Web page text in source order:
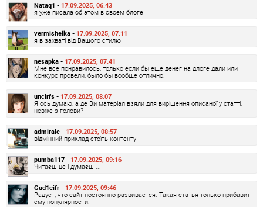
Nataq1 - 17.09.2025, 06:43
я уже писала об этом в своем блоге
vermishelka - 17.09.2025, 07:11
я в захваті від Вашого стилю
nesapka - 17.09.2025, 07:41
Мне все понравилось, только если бы еще денег на длоге дали или
конкурс провели, было бы вообще отлично.
unclrfs - 17.09.2025, 08:07
Я ось думаю, а де Ви матеріал взяли для вирішення описаної у статті,
невже з голови?
admiralc - 17.09.2025, 08:57
відмінний приклад стоїть контенту
pumba117 - 17.09.2025, 09:16
Читаєш це і думаєш ...
Gud1eifr - 17.09.2025, 09:46
Радует, что сайт постоянно развивается. Такая статья только прибавит
ему популярности.